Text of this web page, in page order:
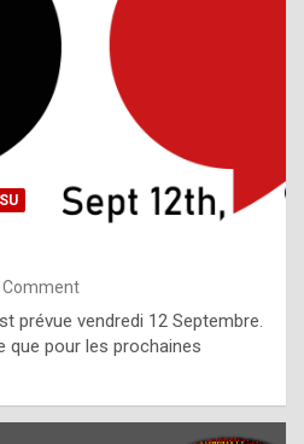
,
g
h
t
f
Comment
prévue vendredi 12 Septembre.
que pour les prochaines